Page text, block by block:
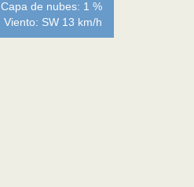
Capa de nubes: 1 %
Viento: SW 13 km/h